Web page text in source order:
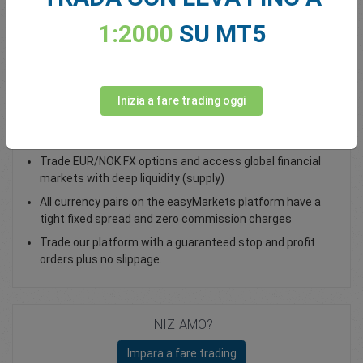
Trade EUR/NOK FX options and access global financial
markets with deep liquidity (supply)
All currency pairs on the easyMarkets platform have a
tight fixed spread and zero commission charges
Trade our platform with a guaranteed stop and profit
orders plus no slippage.
INIZIAMO?
Impara a fare trading
1:2000 SU MT5
Inizia a fare trading oggi